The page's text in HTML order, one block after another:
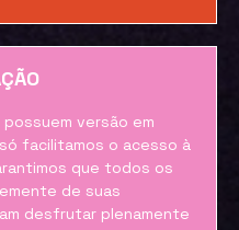
versão em
facilitamos o acesso à
que todos os
de suas
desfrutar plenamente